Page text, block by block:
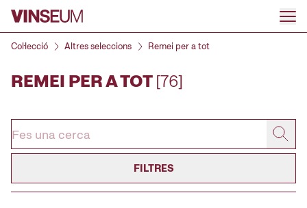
Anar al contingut
Col·lecció Altres seleccions Remei per a tot
REMEI PER A TOT[76]
FILTRES